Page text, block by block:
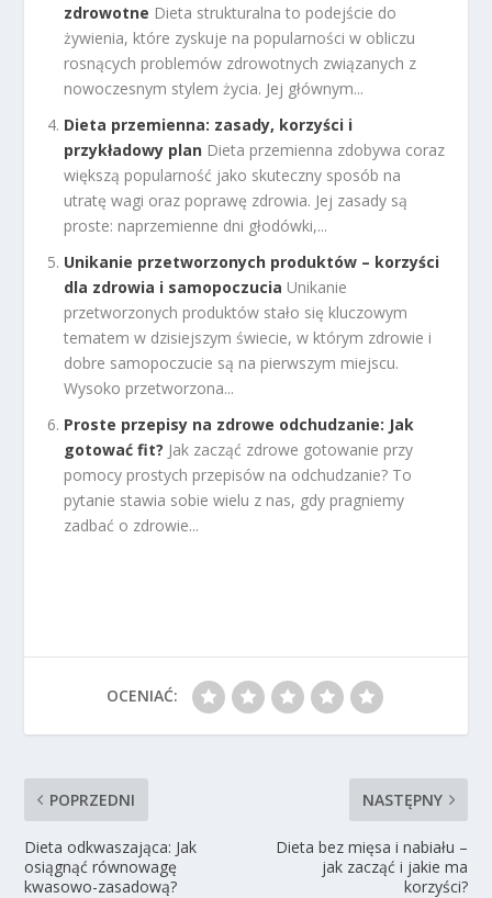
zdrowotne Dieta strukturalna to podejście do
żywienia, które zyskuje na popularności w obliczu
rosnących problemów zdrowotnych związanych z
nowoczesnym stylem życia. Jej głównym...
Dieta przemienna: zasady, korzyści i
przykładowy plan Dieta przemienna zdobywa coraz
większą popularność jako skuteczny sposób na
utratę wagi oraz poprawę zdrowia. Jej zasady są
proste: naprzemienne dni głodówki,...
Unikanie przetworzonych produktów – korzyści
dla zdrowia i samopoczucia Unikanie
przetworzonych produktów stało się kluczowym
tematem w dzisiejszym świecie, w którym zdrowie i
dobre samopoczucie są na pierwszym miejscu.
Wysoko przetworzona...
Proste przepisy na zdrowe odchudzanie: Jak
gotować fit? Jak zacząć zdrowe gotowanie przy
pomocy prostych przepisów na odchudzanie? To
pytanie stawia sobie wielu z nas, gdy pragniemy
zadbać o zdrowie...
OCENIAĆ:
POPRZEDNI
Dieta odkwaszająca: Jak
osiągnąć równowagę
kwasowo-zasadową?
NASTĘPNY
Dieta bez mięsa i nabiału –
jak zacząć i jakie ma
korzyści?